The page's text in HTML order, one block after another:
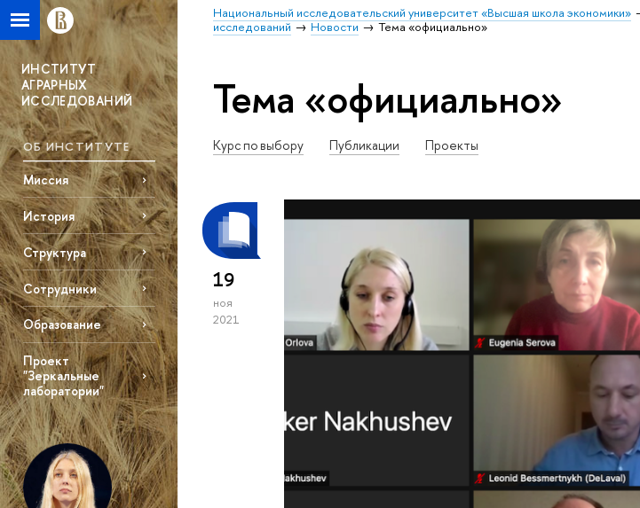
Национальный исследовательский университет «Высшая школа экономики»
исследований
Новости Тема «официально»
ИНСТИТУТ
АГРАРНЫХ
ИССЛЕДОВАНИЙ
ОБ ИНСТИТУТЕ
Миссия
История
Структура
Сотрудники
Образование
Проект
"Зеркальные
лаборатории"
Тема «официально»
Курс по выбору Публикации Проекты
19
ноя
2021